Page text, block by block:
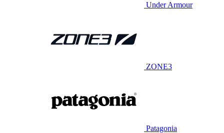
Under Armour
ZONE3
Patagonia